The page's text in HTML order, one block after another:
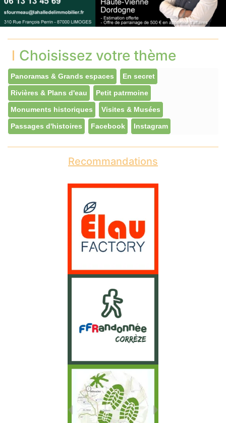
Choisissez votre thème
Panoramas & Grands espaces En secret
Rivières & Plans d'eau Petit patrmoine
Monuments historiques Visites & Musées
Passages d'histoires Facebook Instagram
Recommandations